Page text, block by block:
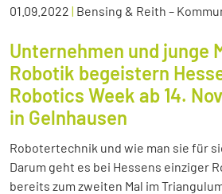
01.09.2022 | Bensing & Reith –
Unternehmen und junge
Robotik begeistern
Robotics Week ab 14.
in Gelnhausen
Robotertechnik und wie man sie für
Darum geht es bei Hessens einziger
bereits zum zweiten Mal im